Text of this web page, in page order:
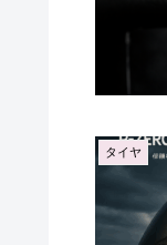
タイヤ